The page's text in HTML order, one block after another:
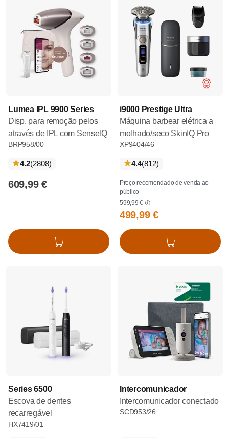
Lumea IPL 9900 Series
Disp. para remoção pelos
através de IPL com SenseIQ
BRP958/00
4.2(2808críticas
)
609,99 €
Adicionar ao cesto
i9000 Prestige Ultra
Máquina barbear elétrica a
molhado/seco SkinIQ Pro
XP9404/46
4.4(812críticas
)
Preço recomendado de venda ao
público
599,99 €
499,99 €
Adicionar ao cesto
Series 6500
Escova de dentes
recarregável
HX7419/01
Intercomunicador
Intercomunicador conectado
SCD953/26